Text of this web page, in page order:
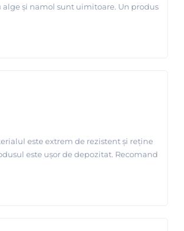
și namol sunt uimitoare. Un produs
este extrem de rezistent și reține
este ușor de depozitat. Recomand